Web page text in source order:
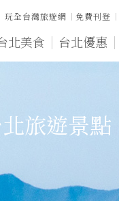
北美食 台北優惠
玩全台灣旅遊網 免費刊登
旅遊景點